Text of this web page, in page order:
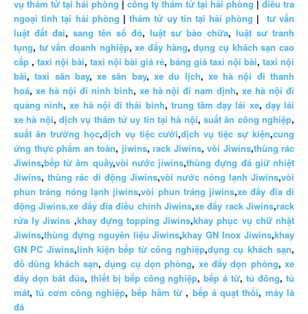
vụ thám tử tại hải phòng | công ty thám tử tại hải phòng | điều tra
ngoại tình tại hải phòng |thám tử uy tín tại hải phòng | tư vấn
luật đất đai, sang tên sổ đỏ, luật sư bào chữa, luật sư tranh
tụng, tư vấn doanh nghiệp,xe đẩy hàng,dụng cụ khách sạn cao
cấp , taxi nội bài, taxi nội bài giá rẻ, bảng giá taxi nội bài, taxi nội
bài,taxi sân bay,xe sân bay,xe du lịch, xe hà nội đi thanh
hoá, xe hà nội đi ninh bình, xe hà nội đi nam định,xe hà nội đi
quảng ninh,xe hà nội đi thái bình, trung tâm dạy lái xe, dạy lái
xe hà nội,dịch vụ thám tử uy tín tại hà nội,suất ăn công nghiệp,
suất ăn trường học,dịch vụ tiệc cưới,dịch vụ tiệc sự kiện,cung
ứng thực phẩm an toàn, jiwins, rack Jiwins, vòi Jiwins,thùng rác
Jiwins,bếp từ âm quầy,vòi nước jiwins,thùng đựng đá giữ nhiệt
Jiwins,thùng rác di động Jiwins,vòi nước nóng lạnh Jiwins,vòi
phun tráng nóng lạnh jiwins,vòi phun tráng jiwins,xe đẩy đĩa di
động Jiwins,xe đẩy đĩa điều chỉnh Jiwins,xe đẩy rack Jiwins,rack
rửa ly Jiwins ,khay đựng topping Jiwins,khay phục vụ chữ nhật
Jiwins,thùng đựng nguyên liệu Jiwins,khay GN Inox Jiwins,khay
GN PC Jiwins,linh kiện bếp từ công nghiệp,dụng cụ khách sạn,
đồ dùng khách sạn,dụng cụ dọn phòng, xe đẩy dọn phòng,xe
đẩy dọn bát đũa, thiết bị bếp công nghiệp,bếp á từ,tủ đông,tủ
mát,tủ cơm công nghiệp,bếp hầm từ , bếp á quạt thổi, máy là
đá